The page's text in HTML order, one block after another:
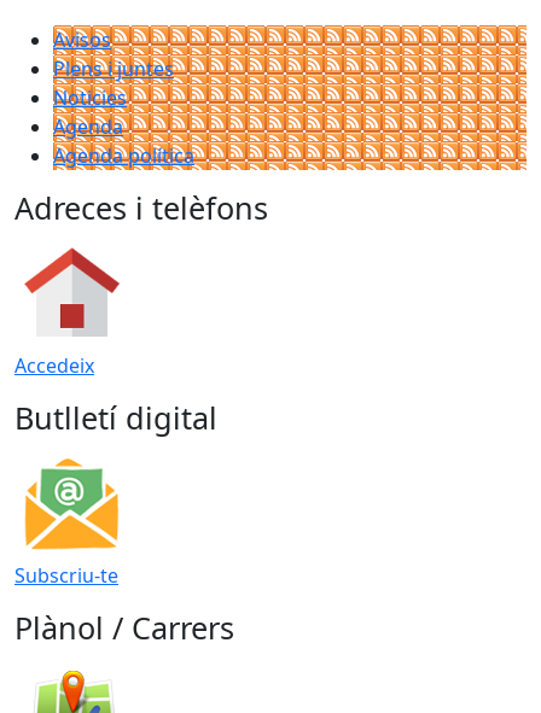
Avisos
Plens i juntes
Noticies
Agenda
Agenda política
Adreces i telèfons
Accedeix
Butlletí digital
Subscriu-te
Plànol / Carrers